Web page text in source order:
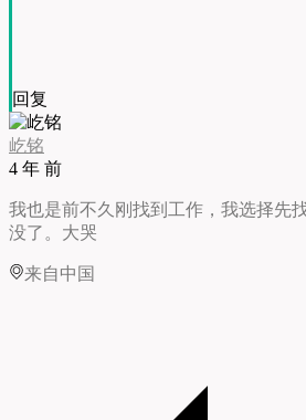
回复
屹铭
4 年 前
我也是前不久刚找到工作，我选择先
没了。大哭
来自中国